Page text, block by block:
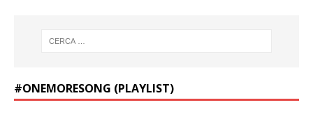
#ONEMORESONG (PLAYLIST)